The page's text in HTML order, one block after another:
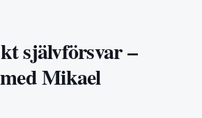
självförsvar –
Mikael